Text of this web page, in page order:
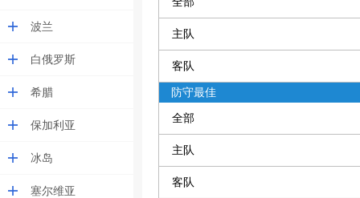
波兰
白俄罗斯
希腊
保加利亚
冰岛
塞尔维亚
主队
客队
防守最佳
全部
主队
客队